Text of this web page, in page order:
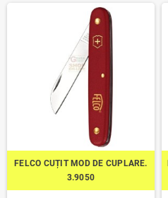
FELCO CUȚIT MOD DE CUPLARE.
3.9050